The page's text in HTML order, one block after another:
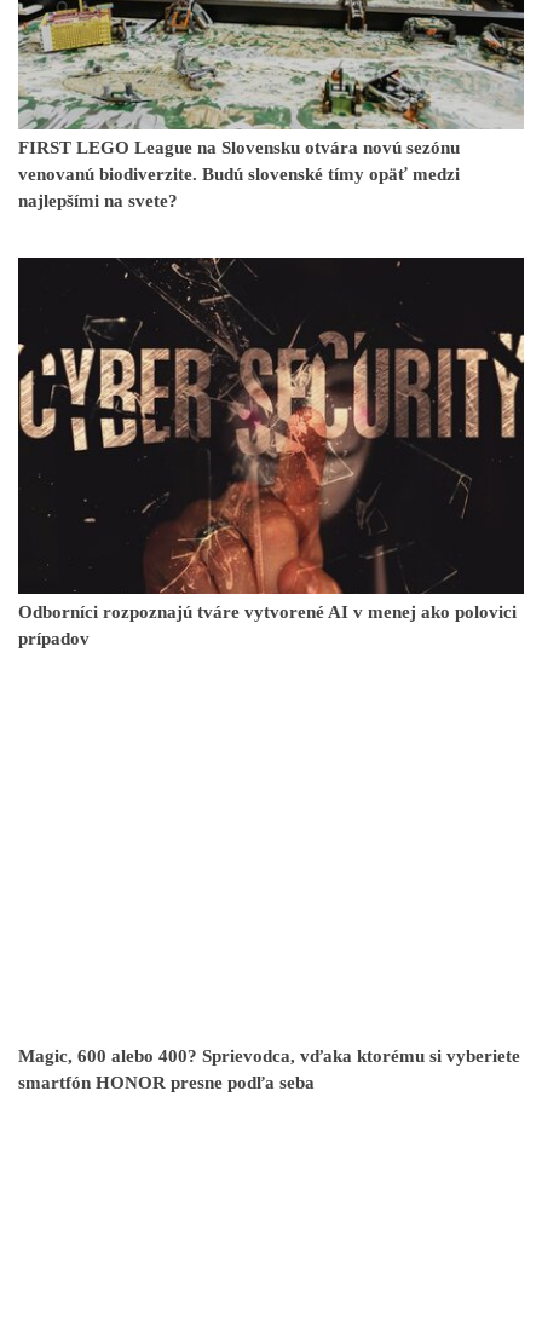
FIRST LEGO League na Slovensku otvára novú sezónu
venovanú biodiverzite. Budú slovenské tímy opäť medzi
najlepšími na svete?
Odborníci rozpoznajú tváre vytvorené AI v menej ako polovici
prípadov
Magic, 600 alebo 400? Sprievodca, vďaka ktorému si vyberiete
smartfón HONOR presne podľa seba